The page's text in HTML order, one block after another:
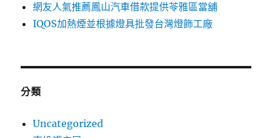
網友人氣推薦鳳山汽車借款提供苓雅區當舖
IQOS加熱煙並根據燈具批發台灣燈飾工廠
分類
Uncategorized